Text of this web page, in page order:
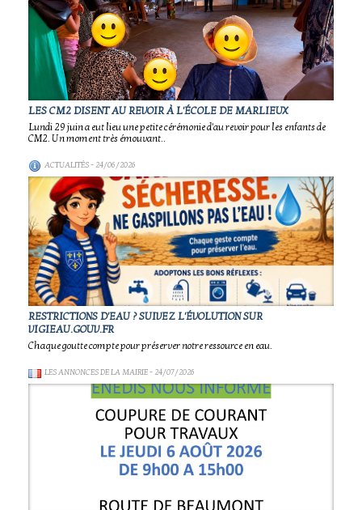
LES CM2 DISENT AU REVOIR À L'ÉCOLE DE MARLIEUX
Lundi 29 juin a eut lieu une petite cérémonie d'au revoir pour les enfants de
CM2. Un moment très émouvant..
ACTUALITÉS- 24/06/2026
RESTRICTIONS D'EAU ? SUIVEZ L'ÉVOLUTION SUR
VIGIEAU.GOUV.FR
Chaque goutte compte pour préserver notre ressource en eau.
LES ANNONCES DE LA MAIRIE- 24/07/2026